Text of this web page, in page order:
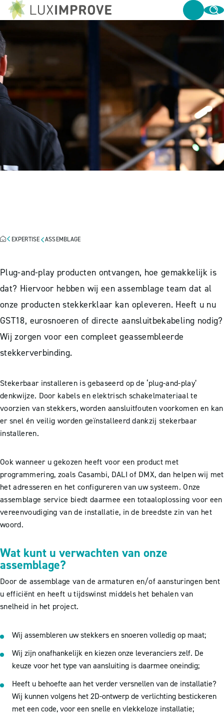
EXPERTISE ASSEMBLAGE
Plug-and-play producten ontvangen, hoe gemakkelijk is
dat? Hiervoor hebben wij een assemblage team dat al
onze producten stekkerklaar kan opleveren. Heeft u nu
GST18, eurosnoeren of directe aansluitbekabeling nodig?
Wij zorgen voor een compleet geassembleerde
stekkerverbinding.
Stekerbaar installeren is gebaseerd op de ‘plug-and-play’
denkwijze. Door kabels en elektrisch schakelmateriaal te
voorzien van stekkers, worden aansluitfouten voorkomen en kan
er snel én veilig worden geïnstalleerd dankzij stekerbaar
installeren.
Ook wanneer u gekozen heeft voor een product met
programmering, zoals Casambi, DALI of DMX, dan helpen wij met
het adresseren en het configureren van uw systeem. Onze
assemblage service biedt daarmee een totaaloplossing voor een
vereenvoudiging van de installatie, in de breedste zin van het
woord.
Wat kunt u verwachten van onze
assemblage?
Door de assemblage van de armaturen en/of aansturingen bent
u efficiënt en heeft u tijdswinst middels het behalen van
snelheid in het project.
Wij assembleren uw stekkers en snoeren volledig op maat;
Wij zijn onafhankelijk en kiezen onze leveranciers zelf. De
keuze voor het type van aansluiting is daarmee oneindig;
Heeft u behoefte aan het verder versnellen van de installatie?
Wij kunnen volgens het 2D-ontwerp de verlichting bestickeren
met een code, voor een snelle en vlekkeloze installatie;